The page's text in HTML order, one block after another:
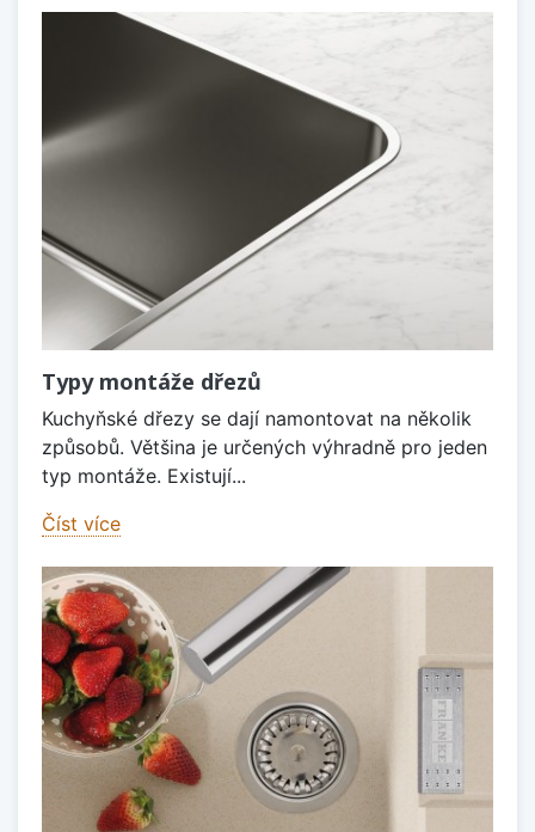
Typy montáže dřezů
Kuchyňské dřezy se dají namontovat na několik
způsobů. Většina je určených výhradně pro jeden
typ montáže. Existují...
Číst více